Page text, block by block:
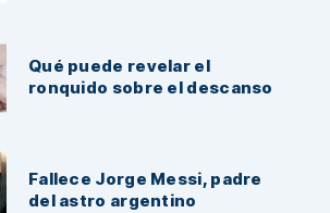
Qué puede revelar el
ronquido sobre el descanso
Fallece Jorge Messi, padre
del astro argentino